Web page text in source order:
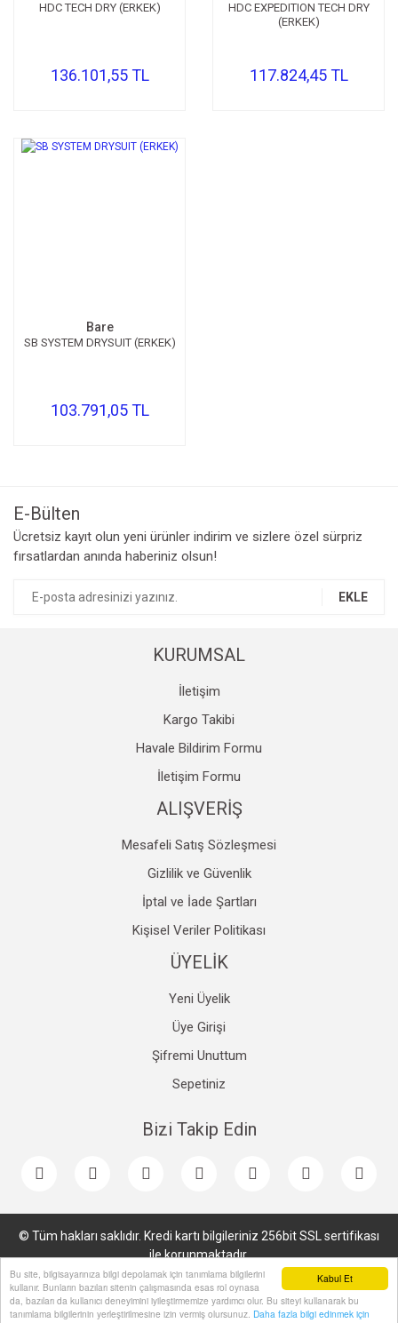
Kabul Et
Bu site, bilgisayarınıza bilgi depolamak için tanımlama bilgilerini
kullanır. Bunların bazıları sitenin çalışmasında esas rol oynasa
da, bazıları da kullanıcı deneyimini iyileştirmemize yardımcı olur. Bu siteyi kullanarak bu
tanımlama bilgilerinin yerleştirilmesine izin vermiş olursunuz. Daha fazla bilgi edinmek için
HDC TECH DRY (ERKEK)
136.101,55 TL
HDC EXPEDITION TECH DRY
(ERKEK)
117.824,45 TL
Bare
SB SYSTEM DRYSUIT (ERKEK)
103.791,05 TL
E-Bülten
Ücretsiz kayıt olun yeni ürünler indirim ve sizlere özel sürpriz
fırsatlardan anında haberiniz olsun!
EKLE
KURUMSAL
İletişim
Kargo Takibi
Havale Bildirim Formu
İletişim Formu
ALIŞVERİŞ
Mesafeli Satış Sözleşmesi
Gizlilik ve Güvenlik
İptal ve İade Şartları
Kişisel Veriler Politikası
ÜYELİK
Yeni Üyelik
Üye Girişi
Şifremi Unuttum
Sepetiniz
Bizi Takip Edin
© Tüm hakları saklıdır. Kredi kartı bilgileriniz 256bit SSL sertifikası
ile korunmaktadır.